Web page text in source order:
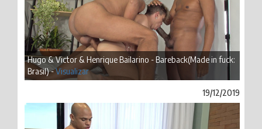
Hugo & Victor & Henrique Bailarino - Bareback(Made in fuck:
Brasil) -Visualizar
19/12/2019